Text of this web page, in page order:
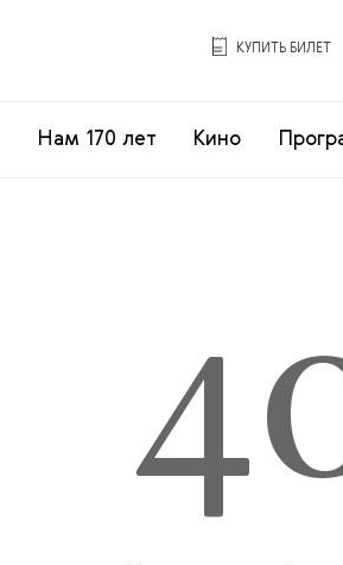
КУПИТЬ БИЛЕТ
Нам 170 лет Кино